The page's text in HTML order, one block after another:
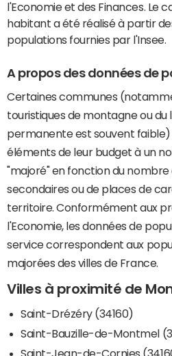
l'Economie et des Finances. Le
habitant a été réalisé à partir
populations fournies par l'Insee.
A propos des données de
Certaines communes
touristiques de montagne ou
permanente est souvent
éléments de leur budget à un
"majoré" en fonction du nombre
secondaires ou de places de
territoire. Conformément aux
l'Economie, les données de
service correspondent aux
majorées des villes de France.
Villes à proximité de
Saint-Drézéry (34160)
Saint-Bauzille-de-Montmel
Saint-Jean-de-Cornies